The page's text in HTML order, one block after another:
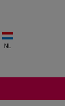
NL